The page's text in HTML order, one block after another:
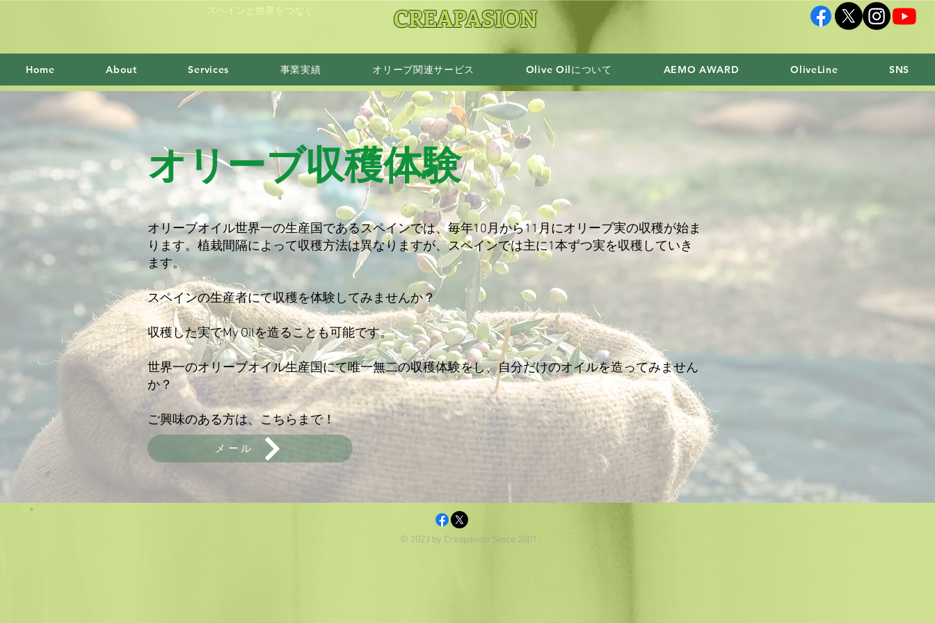
スペインと世界をつなぐ CREAPASION
Home About Services 事業実績 オリーブ関連サービス Olive Oilについて AEMO AWARD OliveLine SNS
オリーブ収穫体験
オリーブオイル世界一の生産国であるスペインでは、毎年10月から11月にオリーブ実の収穫が始ま
ります。植栽間隔によって収穫方法は異なりますが、スペインでは主に1本ずつ実を収穫していき
ます。
スペインの生産者にて収穫を体験してみませんか？
収穫した実でMy Oilを造ることも可能です。
世界一のオリーブオイル生産国にて唯一無二の収穫体験をし、自分だけのオイルを造ってみません
か？
ご興味のある方は、こちらまで！
メール
© 2023 by Creapasion Since 2001